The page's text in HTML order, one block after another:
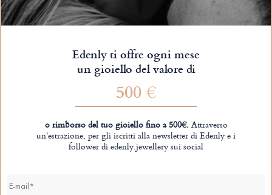
Edenly ti offre ogni mese
un gioiello del valore di
500 €
o rimborso del tuo gioiello fino a 500€.Attraverso
un'estrazione, per gli iscritti alla newsletter di Edenly e i
follower di edenly.jewellery sui social